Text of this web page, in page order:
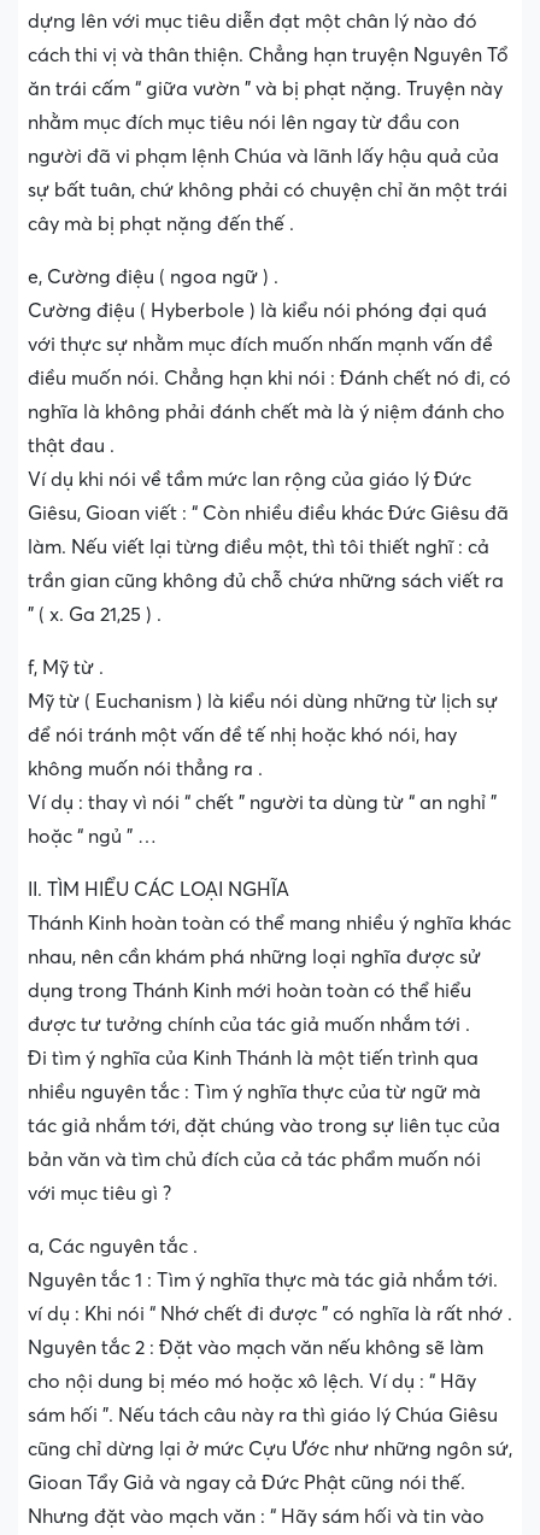
dựng lên với mục tiêu diễn đạt một chân lý nào đó
cách thi vị và thân thiện. Chẳng hạn truyện Nguyên Tổ
ăn trái cấm “ giữa vườn ” và bị phạt nặng. Truyện này
nhằm mục đích mục tiêu nói lên ngay từ đầu con
người đã vi phạm lệnh Chúa và lãnh lấy hậu quả của
sự bất tuân, chứ không phải có chuyện chỉ ăn một trái
cây mà bị phạt nặng đến thế .
e, Cường điệu ( ngoa ngữ ) .
Cường điệu ( Hyberbole ) là kiểu nói phóng đại quá
với thực sự nhằm mục đích muốn nhấn mạnh vấn đề
điều muốn nói. Chẳng hạn khi nói : Đánh chết nó đi, có
nghĩa là không phải đánh chết mà là ý niệm đánh cho
thật đau .
Ví dụ khi nói về tầm mức lan rộng của giáo lý Đức
Giêsu, Gioan viết : “ Còn nhiều điều khác Đức Giêsu đã
làm. Nếu viết lại từng điều một, thì tôi thiết nghĩ : cả
trần gian cũng không đủ chỗ chứa những sách viết ra
” ( x. Ga 21,25 ) .
f, Mỹ từ .
Mỹ từ ( Euchanism ) là kiểu nói dùng những từ lịch sự
để nói tránh một vấn đề tế nhị hoặc khó nói, hay
không muốn nói thẳng ra .
Ví dụ : thay vì nói “ chết ” người ta dùng từ “ an nghỉ ”
hoặc “ ngủ ” …
II. TÌM HIỂU CÁC LOẠI NGHĨA
Thánh Kinh hoàn toàn có thể mang nhiều ý nghĩa khác
nhau, nên cần khám phá những loại nghĩa được sử
dụng trong Thánh Kinh mới hoàn toàn có thể hiểu
được tư tưởng chính của tác giả muốn nhắm tới .
Đi tìm ý nghĩa của Kinh Thánh là một tiến trình qua
nhiều nguyên tắc : Tìm ý nghĩa thực của từ ngữ mà
tác giả nhắm tới, đặt chúng vào trong sự liên tục của
bản văn và tìm chủ đích của cả tác phẩm muốn nói
với mục tiêu gì ?
a, Các nguyên tắc .
Nguyên tắc 1 : Tìm ý nghĩa thực mà tác giả nhắm tới.
ví dụ : Khi nói “ Nhớ chết đi được ” có nghĩa là rất nhớ .
Nguyên tắc 2 : Đặt vào mạch văn nếu không sẽ làm
cho nội dung bị méo mó hoặc xô lệch. Ví dụ : “ Hãy
sám hối ”. Nếu tách câu này ra thì giáo lý Chúa Giêsu
cũng chỉ dừng lại ở mức Cựu Ước như những ngôn sứ,
Gioan Tẩy Giả và ngay cả Đức Phật cũng nói thế.
Nhưng đặt vào mạch văn : “ Hãy sám hối và tin vào